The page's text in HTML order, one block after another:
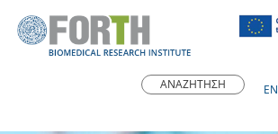
ΕN